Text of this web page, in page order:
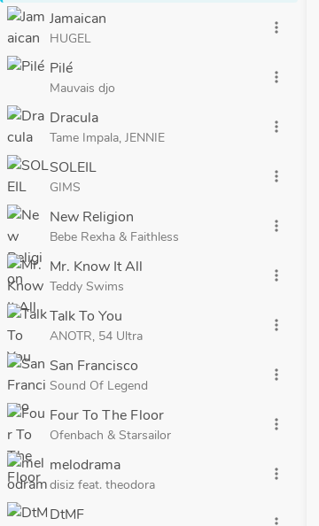
Jamaican
HUGEL
more_vert
Pilé
Mauvais djo
more_vert
Dracula
Tame Impala, JENNIE
more_vert
SOLEIL
GIMS
more_vert
New Religion
Bebe Rexha & Faithless
more_vert
Mr. Know It All
Teddy Swims
more_vert
Talk To You
ANOTR, 54 Ultra
more_vert
San Francisco
Sound Of Legend
more_vert
Four To The Floor
Ofenbach & Starsailor
more_vert
melodrama
disiz feat. theodora
more_vert
DtMF